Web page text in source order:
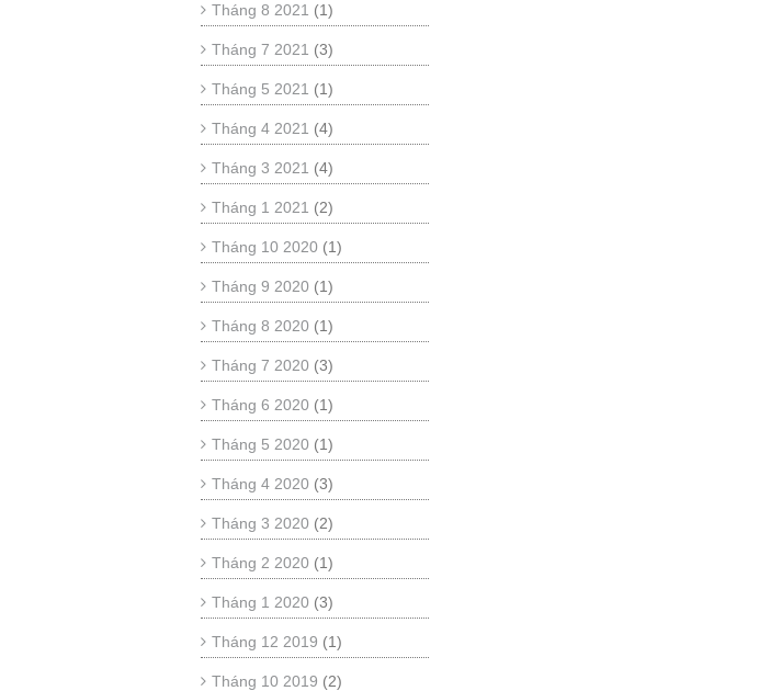
Tháng 8 2021 (1)
Tháng 7 2021 (3)
Tháng 5 2021 (1)
Tháng 4 2021 (4)
Tháng 3 2021 (4)
Tháng 1 2021 (2)
Tháng 10 2020 (1)
Tháng 9 2020 (1)
Tháng 8 2020 (1)
Tháng 7 2020 (3)
Tháng 6 2020 (1)
Tháng 5 2020 (1)
Tháng 4 2020 (3)
Tháng 3 2020 (2)
Tháng 2 2020 (1)
Tháng 1 2020 (3)
Tháng 12 2019 (1)
Tháng 10 2019 (2)